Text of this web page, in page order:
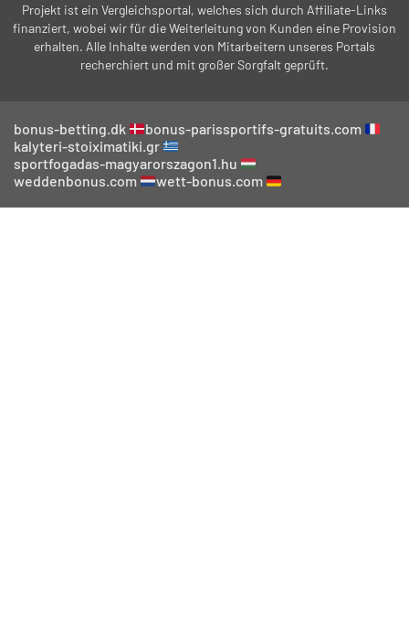
Projekt ist ein Vergleichsportal, welches sich durch Affiliate-Links
finanziert, wobei wir für die Weiterleitung von Kunden eine Provision
erhalten. Alle Inhalte werden von Mitarbeitern unseres Portals
recherchiert und mit großer Sorgfalt geprüft.
bonus-betting.dk
bonus-parissportifs-gratuits.com
kalyteri-stoiximatiki.gr
sportfogadas-magyarorszagon1.hu
weddenbonus.com
wett-bonus.com